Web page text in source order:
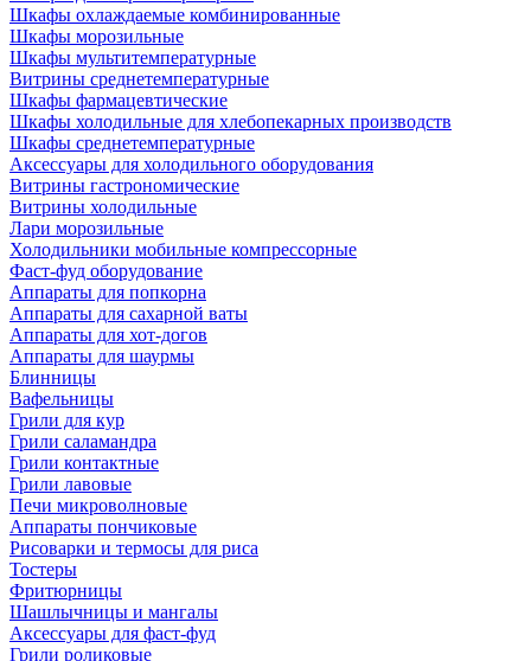
Шкафы охлаждаемые комбинированные
Шкафы морозильные
Шкафы мультитемпературные
Витрины среднетемпературные
Шкафы фармацевтические
Шкафы холодильные для хлебопекарных производств
Шкафы среднетемпературные
Аксессуары для холодильного оборудования
Витрины гастрономические
Витрины холодильные
Лари морозильные
Холодильники мобильные компрессорные
Фаст-фуд оборудование
Аппараты для попкорна
Аппараты для сахарной ваты
Аппараты для хот-догов
Аппараты для шаурмы
Блинницы
Вафельницы
Грили для кур
Грили саламандра
Грили контактные
Грили лавовые
Печи микроволновые
Аппараты пончиковые
Рисоварки и термосы для риса
Тостеры
Фритюрницы
Шашлычницы и мангалы
Аксессуары для фаст-фуд
Грили роликовые